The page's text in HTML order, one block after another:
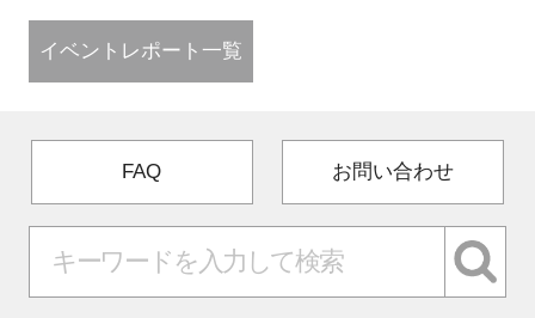
イベントレポート一覧
FAQ お問い合わせ